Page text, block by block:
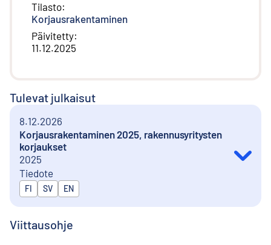
Tilasto:
Korjausrakentaminen
Päivitetty:
11.12.2025
Tulevat julkaisut
8.12.2026
Korjausrakentaminen 2025, rakennusyritysten
korjaukset
2025
Tiedote
Julkaistaan kielillä
FI SV EN
Viittausohje